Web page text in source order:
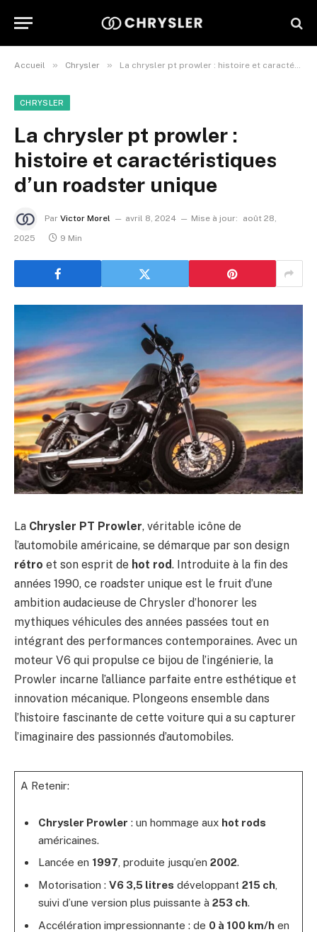
Accueil » Chrysler » La chrysler pt prowler : histoire et caractéristiques d’un roadster unique
CHRYSLER
La chrysler pt prowler :
histoire et caractéristiques
d’un roadster unique
Par Victor Morel avril 8, 2024 Mise à jour:
août 28,
2025
9 Min
La Chrysler PT Prowler, véritable icône de
l’automobile américaine, se démarque par son design
rétro et son esprit de hot rod. Introduite à la fin des
années 1990, ce roadster unique est le fruit d’une
ambition audacieuse de Chrysler d’honorer les
mythiques véhicules des années passées tout en
intégrant des performances contemporaines. Avec un
moteur V6 qui propulse ce bijou de l’ingénierie, la
Prowler incarne l’alliance parfaite entre esthétique et
innovation mécanique. Plongeons ensemble dans
l’histoire fascinante de cette voiture qui a su capturer
l’imaginaire des passionnés d’automobiles.
A Retenir:
Chrysler Prowler : un hommage aux hot rods
américaines.
Lancée en 1997 , produite jusqu’en 2002.
Motorisation : V6 3,5 litres développant 215 ch,
suivi d’une version plus puissante à 253 ch.
Accélération impressionnante : de 0 à 100 km/hen